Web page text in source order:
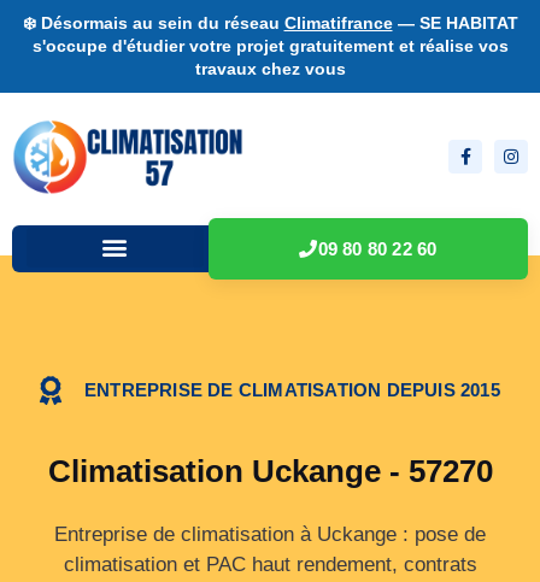
❄️ Désormais au sein du réseau Climatifrance— SE HABITAT
s'occupe d'étudier votre projet gratuitement et réalise vos
travaux chez vous
09 80 80 22 60
ENTREPRISE DE CLIMATISATION DEPUIS 2015
Climatisation Uckange - 57270
Entreprise de climatisation à Uckange : pose de
climatisation et PAC haut rendement, contrats